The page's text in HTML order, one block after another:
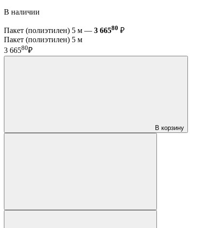
В наличии
Пакет (полиэтилен) 5 м — 3 66580 ₽
Пакет (полиэтилен) 5 м
3 66580₽
В корзину